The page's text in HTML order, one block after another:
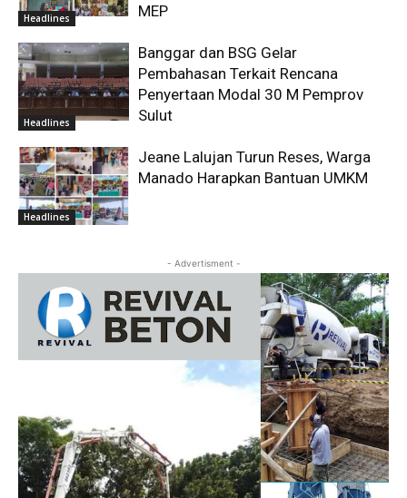
Headlines
MEP
Headlines
Banggar dan BSG Gelar
Pembahasan Terkait Rencana
Penyertaan Modal 30 M Pemprov
Sulut
Headlines
Jeane Lalujan Turun Reses, Warga
Manado Harapkan Bantuan UMKM
- Advertisment -